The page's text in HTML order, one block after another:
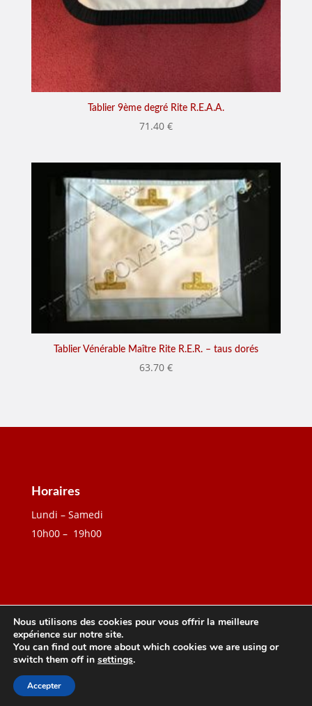
Tablier 9ème degré Rite R.E.A.A.
71.40 €
Tablier Vénérable Maître Rite R.E.R. – taus dorés
63.70 €
Horaires
Lundi – Samedi
10h00 – 19h00
Création W3P | Tous droits réservés 2026
Mentions Légales
Nous utilisons des cookies pour vous offrir la meilleure
expérience sur notre site.
You can find out more about which cookies we are using or
switch them off in settings.
Accepter